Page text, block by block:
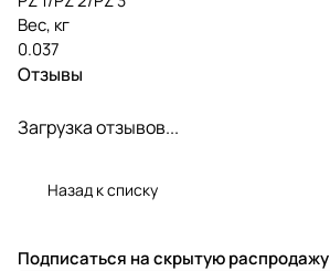
Вес, кг
0.037
Отзывы
Загрузка отзывов...
Назад к списку
Подписаться на скрытую распродажу